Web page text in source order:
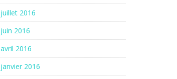
juillet 2016
juin 2016
avril 2016
janvier 2016